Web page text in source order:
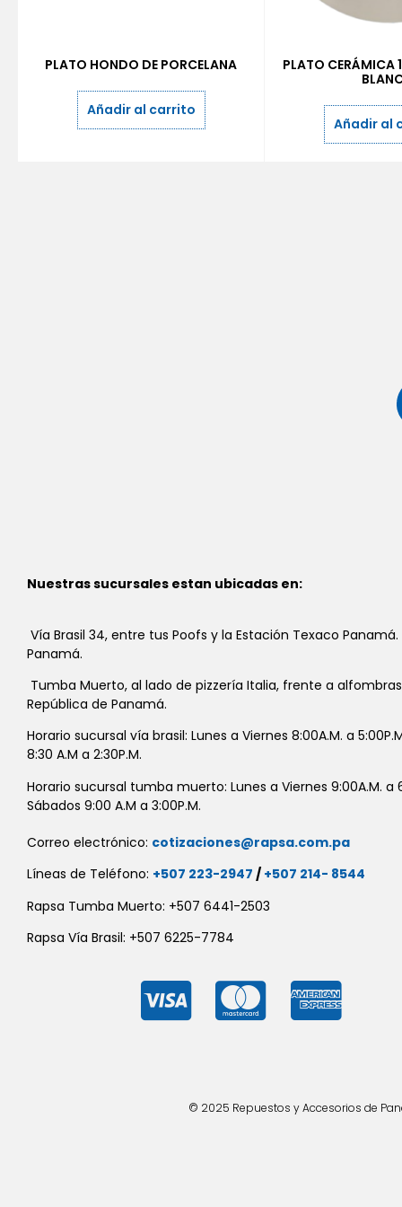
PLATO HONDO DE PORCELANA
Añadir al carrito
PLATO CERÁMICA
Añadir al
Nuestras sucursales estan ubicadas en:
Vía Brasil 34, entre tus Poofs y la Estación Texaco
Panamá.
Tumba Muerto, al lado de pizzería Italia, frente a
República de Panamá.
Horario sucursal vía brasil: Lunes a Viernes 8:00A.M. a
8:30 A.M a 2:30P.M.
Horario sucursal tumba muerto: Lunes a Viernes 9:00A.M. a
Sábados 9:00 A.M a 3:00P.M.
Correo electrónico: cotizaciones@rapsa.com.pa
Líneas de Teléfono: +507 223-2947 / +507 214- 8544
Rapsa Tumba Muerto: +507 6441-2503
Rapsa Vía Brasil: +507 6225-7784
© 2025 Repuestos y Accesorios de